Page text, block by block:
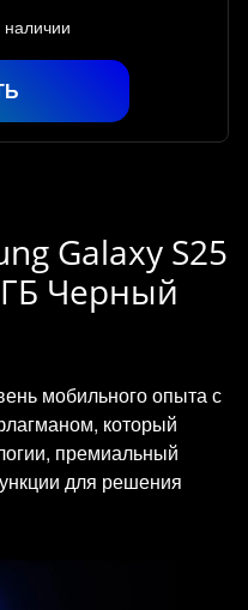
наличии
Galaxy S25
Черный
мобильного опыта с
который
премиальный
для решения